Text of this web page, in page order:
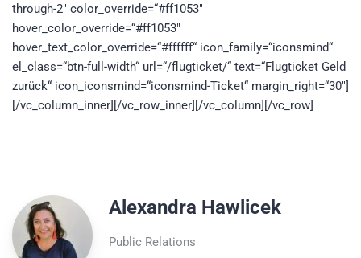
through-2″ color_override=“#ff1053″
hover_color_override=“#ff1053″
hover_text_color_override=“#ffffff“ icon_family=“iconsmind“
el_class=“btn-full-width“ url=“/flugticket/“ text=“Flugticket Geld
zurück“ icon_iconsmind=“iconsmind-Ticket“ margin_right=“30″]
[/vc_column_inner][/vc_row_inner][/vc_column][/vc_row]
Alexandra Hawlicek
Public Relations